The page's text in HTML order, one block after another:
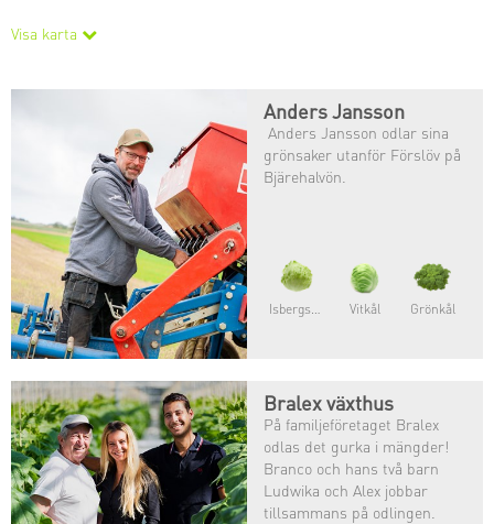
Visa karta
Anders Jansson
Anders Jansson odlar sina
grönsaker utanför Förslöv på
Bjärehalvön.
Isbergsallat Vitkål Grönkål
Bralex växthus
På familjeföretaget Bralex
odlas det gurka i mängder!
Branco och hans två barn
Ludwika och Alex jobbar
tillsammans på odlingen.